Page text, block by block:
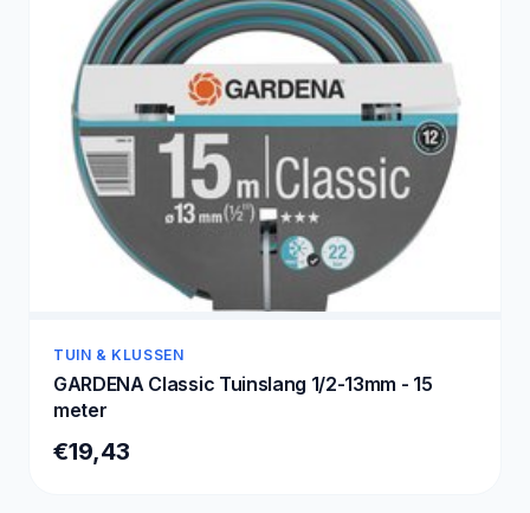
TUIN & KLUSSEN
GARDENA Classic Tuinslang 1/2-13mm - 15
meter
€19,43